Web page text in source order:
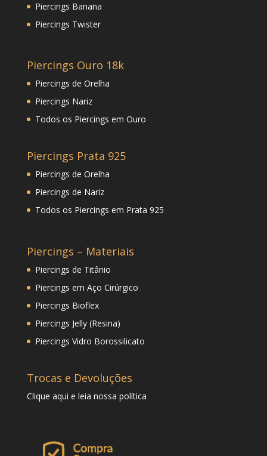
Piercings Banana
Piercings Twister
Piercings Ouro 18k
Piercings de Orelha
Piercings Nariz
Todos os Piercings em Ouro
Piercings Prata 925
Piercings de Orelha
Piercings de Nariz
Todos os Piercings em Prata 925
Piercings – Materiais
Piercings de Titânio
Piercings em Aço Cirúrgico
Piercings Bioflex
Piercings Jelly (Resina)
Piercings Vidro Borossilicato
Trocas e Devoluções
Clique aqui e leia nossa política